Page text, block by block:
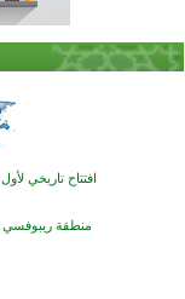
تيسليتش تختتم
اختتام منافسات
افتتاح تاريخي
منطقة ريبوفسي
أكبر مشروع إسلامي في